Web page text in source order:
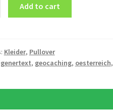
Add to cart
Kleider, Pullover
, geocaching, oesterreich,